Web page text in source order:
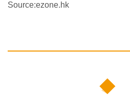
Source:ezone.hk